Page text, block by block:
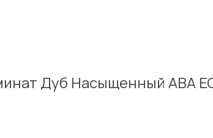
Дуб Насыщенный ABA